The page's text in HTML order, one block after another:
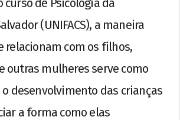
(UNIFACS), a maneira
relacionam com os filhos,
outras mulheres serve como
desenvolvimento das crianças
a forma como elas